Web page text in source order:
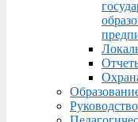
Руководство